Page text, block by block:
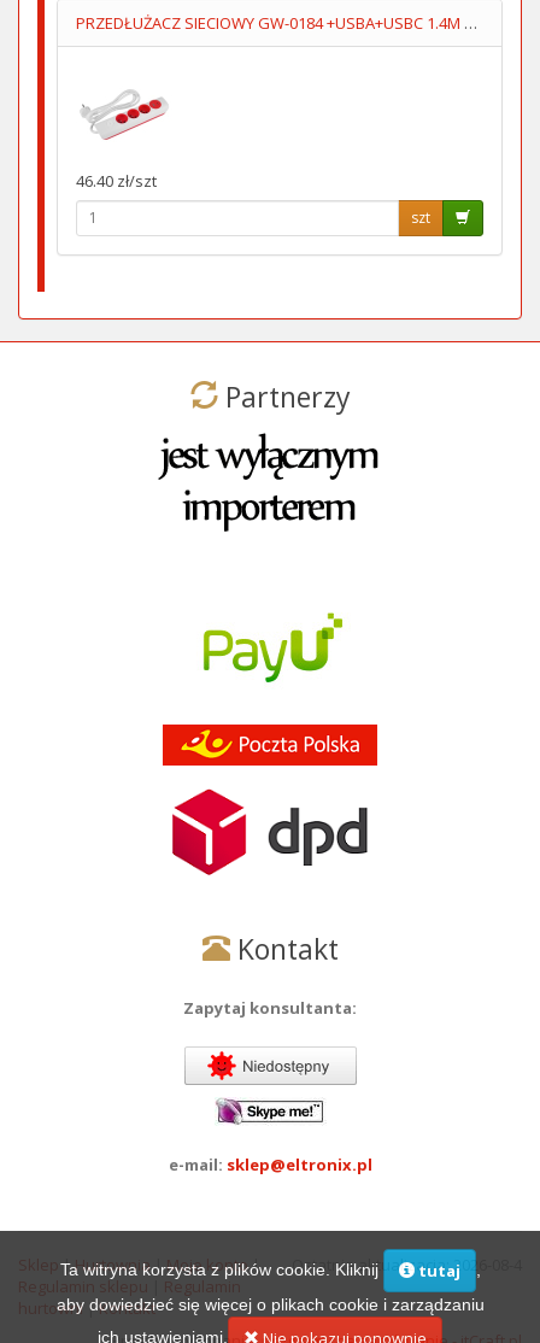
PRZEDŁUŻACZ SIECIOWY GW-0184 +USBA+USBC 1.4M 3GN+WYŁĄCZNIK
46.40 zł/szt
szt
Partnerzy
Kontakt
Zapytaj konsultanta:
e-mail: sklep@eltronix.pl
Ostatnia aktualizacja: 2026-08-4
Sklep |Hurtownia|Moje konto|
Regulamin sklepu
Regulamin
hurtowni|Kontakt
Ta witryna korzysta z plików cookie. Kliknij tutaj
aby dowiedzieć się więcej o plikach cookie i zarządzaniu
ich ustawieniami.
Nie pokazuj ponownie